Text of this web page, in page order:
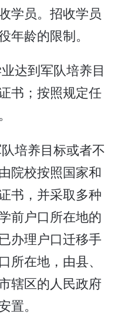
学员。招收学员
年龄的限制。
达到军队培养目
书；按照规定任
培养目标或者不
院校按照国家和
书，并采取多种
前户口所在地的
办理户口迁移手
所在地，由县、
辖区的人民政府
置。